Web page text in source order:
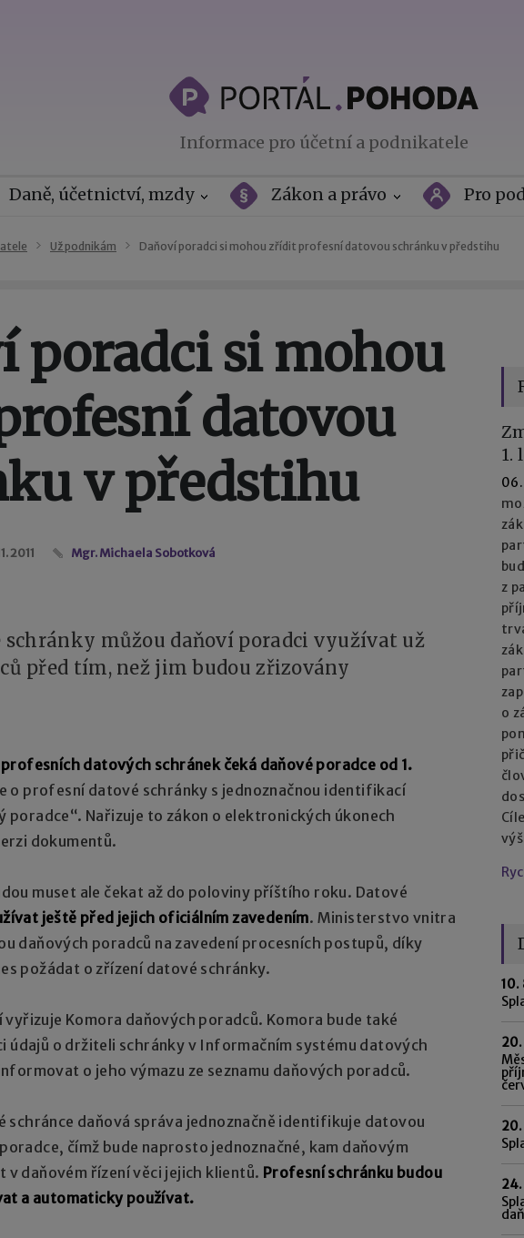
Informace pro účetní a podnikatele
Daně, účetnictví, mzdy Zákon a právo Pro
Už podnikám Daňoví poradci si mohou zřídit profesní datovou schránku v předstihu
poradci si mohou
datovou
v předstihu
2011 Mgr. Michaela Sobotková
schránky můžou daňoví poradci využívat už
před tím, než jim budou zřizovány
datových schránek čeká daňové poradce od 1.
o profesní datové schránky s jednoznačnou identifikací
poradce“. Nařizuje to zákon o elektronických úkonech
dokumentů.
muset ale čekat až do poloviny příštího roku. Datové
ještě před jejich oficiálním zavedením. Ministerstvo vnitra
daňových poradců na zavedení procesních postupů, díky
požádat o zřízení datové schránky.
Komora daňových poradců. Komora bude také
údajů o držiteli schránky v Informačním systému datových
o jeho výmazu ze seznamu daňových poradců.
schránce daňová správa jednoznačně identifikuje datovou
čímž bude naprosto jednoznačné, kam daňovým
v daňovém řízení věci jejich klientů. Profesní schránku budou
a automaticky používat.
1.
z
o
10.